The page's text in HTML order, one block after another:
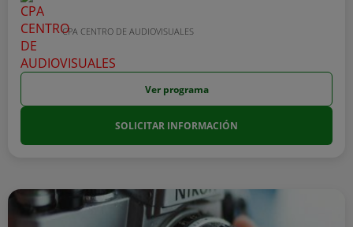
CPA CENTRO DE AUDIOVISUALES
Ver programa
SOLICITAR INFORMACIÓN